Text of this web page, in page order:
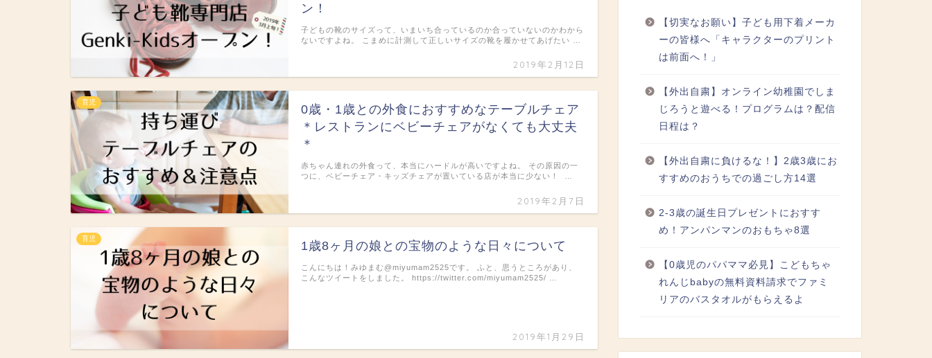
ン！
2019年2月12日
子どもの靴のサイズって、いまいち合っているのか合っていないのかわから
ないですよね。 こまめに計測して正しいサイズの靴を履かせてあげたい …
育児
0歳・1歳との外食におすすめなテーブルチェア
＊レストランにベビーチェアがなくても大丈夫
＊
2019年2月7日
赤ちゃん連れの外食って、本当にハードルが高いですよね。 その原因の一
つに、ベビーチェア・キッズチェアが置いている店が本当に少ない！ …
育児
1歳8ヶ月の娘との宝物のような日々について
2019年1月29日
こんにちは！みゆまむ@miyumam2525です。 ふと、思うところがあり、
こんなツイートをしました。 https://twitter.com/miyumam2525/ …
【切実なお願い】子ども用下着メーカ
ーの皆様へ「キャラクターのプリント
は前面へ！」
【外出自粛】オンライン幼稚園でしま
じろうと遊べる！プログラムは？配信
日程は？
【外出自粛に負けるな！】2歳3歳にお
すすめのおうちでの過ごし方14選
2-3歳の誕生日プレゼントにおすす
め！アンパンマンのおもちゃ8選
【0歳児のパパママ必見】こどもちゃ
れんじbabyの無料資料請求でファミ
リアのバスタオルがもらえるよ